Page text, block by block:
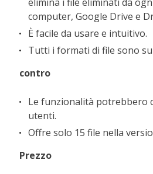
computer, Google Drive e
È facile da usare e intuitivo.
Tutti i formati di file sono
contro
Le funzionalità potrebbero
utenti.
Offre solo 15 file nella
Prezzo